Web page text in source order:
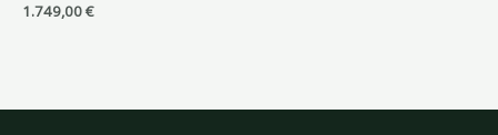
Valorado
1.749,00€